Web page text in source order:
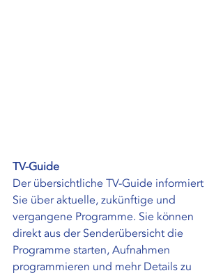
TV-Guide
Der übersichtliche TV-Guide informiert
Sie über aktuelle, zukünftige und
vergangene Programme. Sie können
direkt aus der Senderübersicht die
Programme starten, Aufnahmen
programmieren und mehr Details zu